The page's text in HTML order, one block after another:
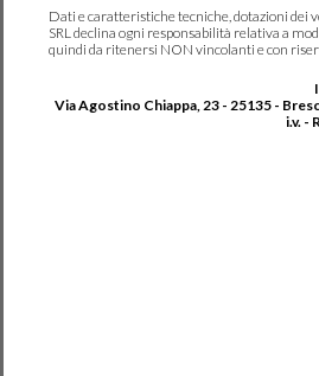
Dati e caratteristiche tecniche, dotazioni dei
SRL declina ogni responsabilità relativa a
quindi da ritenersi NON vincolanti e con
Via Agostino Chiappa, 23 - 25135 -
i.v. -